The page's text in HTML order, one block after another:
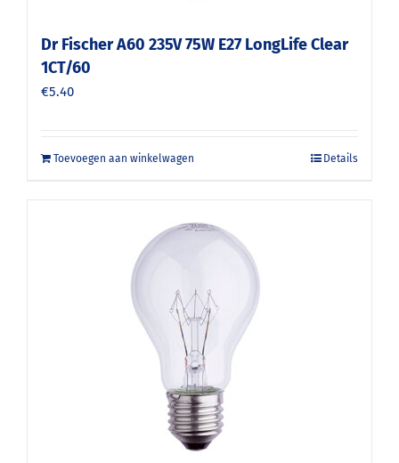
Dr Fischer A60 235V 75W E27 LongLife Clear
1CT/60
€5.40
Toevoegen aan winkelwagen Details